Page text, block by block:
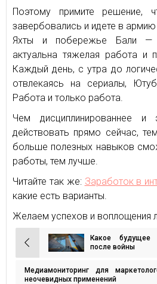
Поэтому примите решение,
завербовались и идете в
Яхты и побережье Бали —
актуальна тяжелая работа и
Каждый день, с утра до
отвлекаясь на сериалы,
Работа и только работа.
Чем дисциплинированнее и
действовать прямо сейчас,
больше полезных навыков
работы, тем лучше.
Читайте так же: Заработок в
какие есть варианты.
Желаем успехов и воплощения
Навигация
по
записям
Какое будущее
после войны
Медиамониторинг для
неочевидных применений